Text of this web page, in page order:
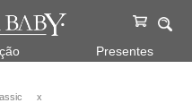
Presentes
x